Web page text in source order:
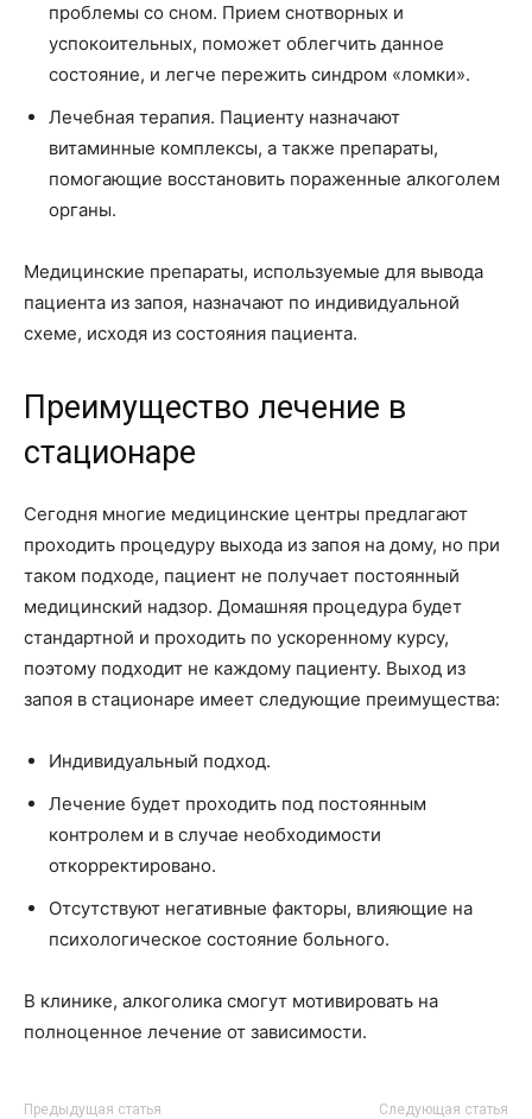
проблемы со сном. Прием снотворных и
успокоительных, поможет облегчить данное
состояние, и легче пережить синдром «ломки».
Лечебная терапия. Пациенту назначают
витаминные комплексы, а также препараты,
помогающие восстановить пораженные алкоголем
органы.
Медицинские препараты, используемые для вывода
пациента из запоя, назначают по индивидуальной
схеме, исходя из состояния пациента.
Преимущество лечение в
стационаре
Сегодня многие медицинские центры предлагают
проходить процедуру выхода из запоя на дому, но при
таком подходе, пациент не получает постоянный
медицинский надзор. Домашняя процедура будет
стандартной и проходить по ускоренному курсу,
поэтому подходит не каждому пациенту. Выход из
запоя в стационаре имеет следующие преимущества:
Индивидуальный подход.
Лечение будет проходить под постоянным
контролем и в случае необходимости
откорректировано.
Отсутствуют негативные факторы, влияющие на
психологическое состояние больного.
В клинике, алкоголика смогут мотивировать на
полноценное лечение от зависимости.
Предыдущая статья Следующая статья